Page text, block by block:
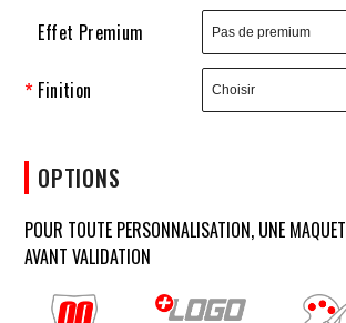
Effet Premium
Finition
OPTIONS
POUR TOUTE PERSONNALISATION, UNE
AVANT VALIDATION